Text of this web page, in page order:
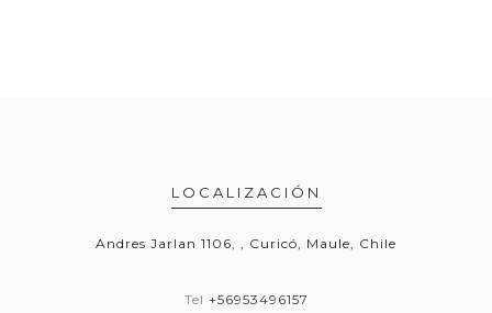
LOCALIZACIÓN
Andres Jarlan 1106, , Curicó, Maule, Chile
Tel +56953496157